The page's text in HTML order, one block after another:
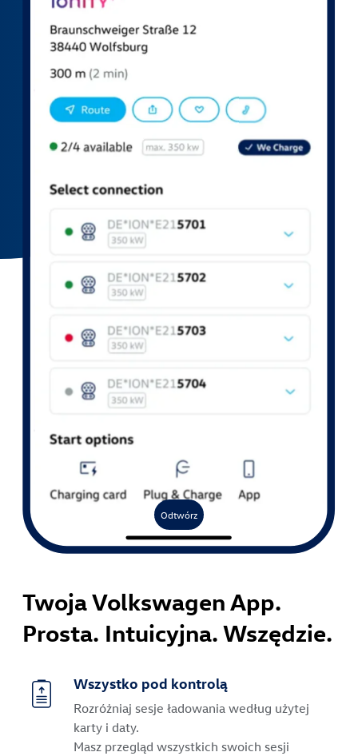
Odtwórz
Twoja Volkswagen App.
Prosta. Intuicyjna. Wszędzie.
Wszystko pod kontrolą
Rozróżniaj sesje ładowania według użytej
karty i daty.
Masz przegląd wszystkich swoich sesji